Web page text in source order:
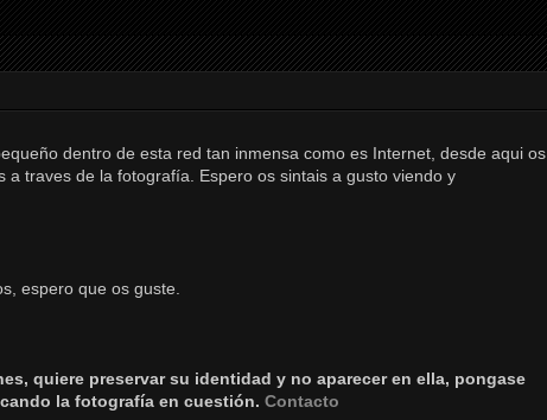
dentro de esta red tan inmensa como es Internet, desde aqui os
traves de la fotografía. Espero os sintais a gusto viendo y
espero que os guste.
quiere preservar su identidad y no aparecer en ella, pongase
la fotografía en cuestión. Contacto